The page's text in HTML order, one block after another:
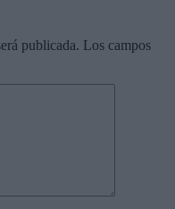
publicada. Los campos